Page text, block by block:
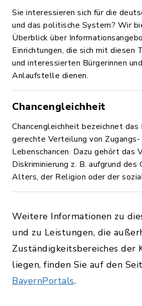
Sie interessieren sich für die
und das politische System? Wir
Überblick über
Einrichtungen, die sich mit diesen
und interessierten Bürgerinnen
Anlaufstelle dienen.
Chancengleichheit
Chancengleichheit bezeichnet das
gerechte Verteilung von Zugangs-
Lebenschancen. Dazu gehört das
Diskriminierung z. B. aufgrund des
Alters, der Religion oder der
Weitere Informationen zu
und zu Leistungen, die
Zuständigkeitsbereiches der
liegen, finden Sie auf den
BayernPortals.